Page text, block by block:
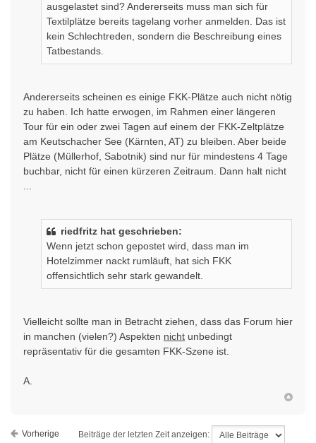
ausgelastet sind? Andererseits muss man sich für
Textilplätze bereits tagelang vorher anmelden. Das ist
kein Schlechtreden, sondern die Beschreibung eines
Tatbestands.
Andererseits scheinen es einige FKK-Plätze auch nicht nötig
zu haben. Ich hatte erwogen, im Rahmen einer längeren
Tour für ein oder zwei Tagen auf einem der FKK-Zeltplätze
am Keutschacher See (Kärnten, AT) zu bleiben. Aber beide
Plätze (Müllerhof, Sabotnik) sind nur für mindestens 4 Tage
buchbar, nicht für einen kürzeren Zeitraum. Dann halt nicht
riedfritz hat geschrieben:
Wenn jetzt schon gepostet wird, dass man im
Hotelzimmer nackt rumläuft, hat sich FKK
offensichtlich sehr stark gewandelt.
Vielleicht sollte man in Betracht ziehen, dass das Forum hier
in manchen (vielen?) Aspekten nicht unbedingt
repräsentativ für die gesamten FKK-Szene ist.
A.
Vorherige Beiträge der letzten Zeit anzeigen: